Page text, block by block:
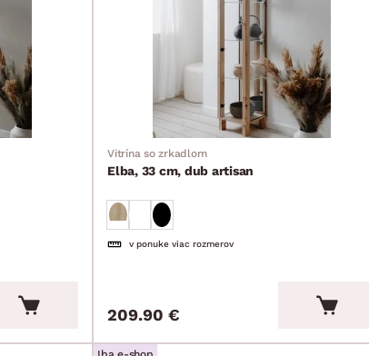
Vitrína so zrkadlom
Elba, 33 cm, dub artisan
v ponuke viac rozmerov
209.90 €